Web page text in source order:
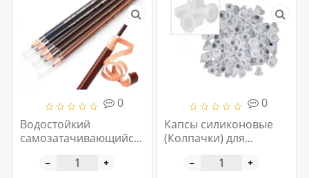
0
Водостойкий
самозатачивающийся
с ниткой в
0
Капсы силиконовые
(Колпачки) для
пигментов №13 100 шт